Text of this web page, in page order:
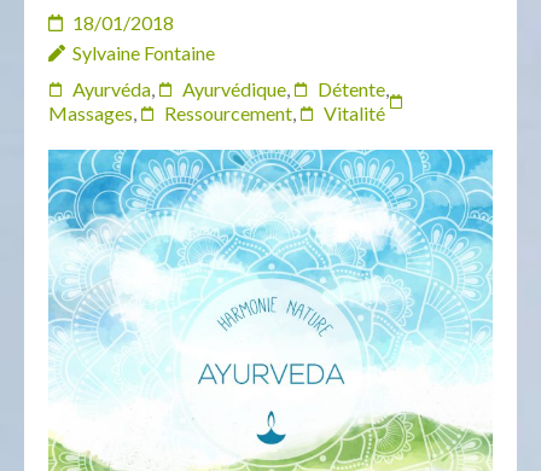
18/01/2018
Sylvaine Fontaine
Ayurvéda, Ayurvédique, Détente,
Massages, Ressourcement, Vitalité